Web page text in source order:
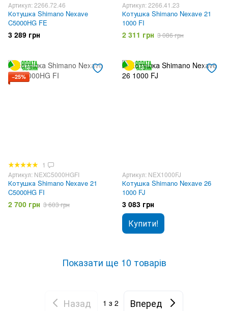
Артикул: 2266.72.46
Котушка Shimano Nexave
C5000HG FE
3 289 грн
Артикул: 2266.41.23
Котушка Shimano Nexave 21
1000 FI
2 311 грн 3 086 грн
−25%
1
Артикул: NEXC5000HGFI
Котушка Shimano Nexave 21
C5000HG FI
2 700 грн 3 603 грн
Артикул: NEX1000FJ
Котушка Shimano Nexave 26
1000 FJ
3 083 грн
Купити!
Показати ще 10 товарів
Назад 1 з 2 Вперед